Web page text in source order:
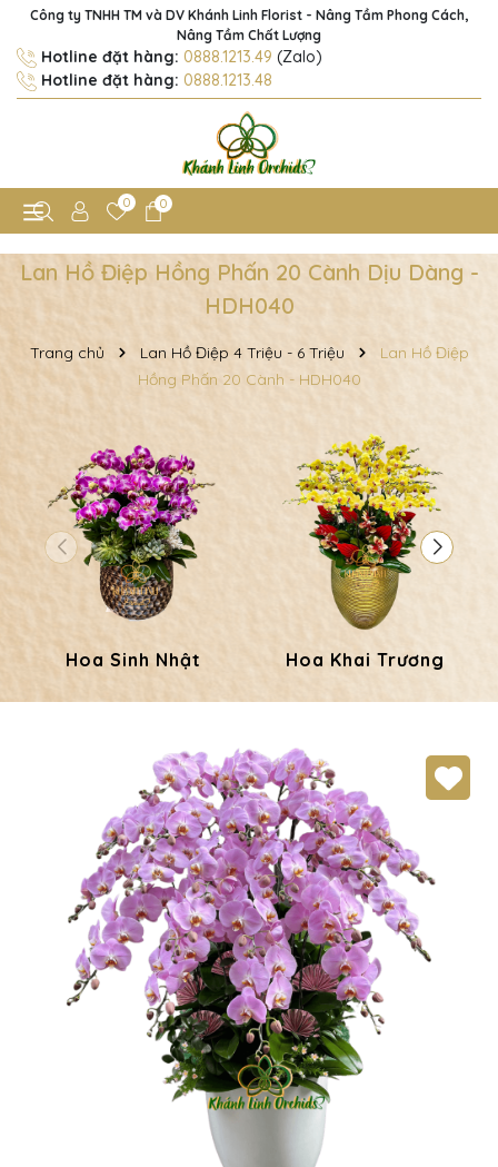
Công ty TNHH TM và DV Khánh Linh Florist - Nâng Tầm Phong Cách,
Nâng Tầm Chất Lượng
Hotline đặt hàng: 0888.1213.49 (Zalo)
Hotline đặt hàng: 0888.1213.48
0 0
Lan Hồ Điệp Hồng Phấn 20 Cành Dịu Dàng -
HDH040
Trang chủ Lan Hồ Điệp 4 Triệu - 6 Triệu
Lan Hồ Điệp
Hồng Phấn 20 Cành - HDH040
Hoa Sinh Nhật Hoa Khai Trương